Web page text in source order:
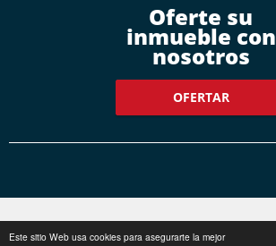
Este sitio Web usa cookies para asegurarte la mejor
Oferte su
inmueble con
nosotros
OFERTAR